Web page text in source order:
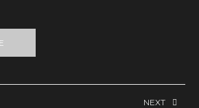
NEXT